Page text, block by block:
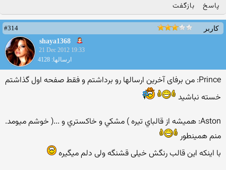
پاسخ بازگفت
کاربر
#314
shaya1368
21 Dec 2012 19:33
ارسالها: 4128
Prince: من برفای آخرین ارسالها رو برداشتم و فقط صفحه اول گذاشتم
خسته نباشید
Aston: هميشه از قالباي تيره ) مشكي و خاكستري و ...( خوشم ميومد.
منم همینطور
با اینکه این قالب رنگش خیلی قشنگه ولی دلم میگیره